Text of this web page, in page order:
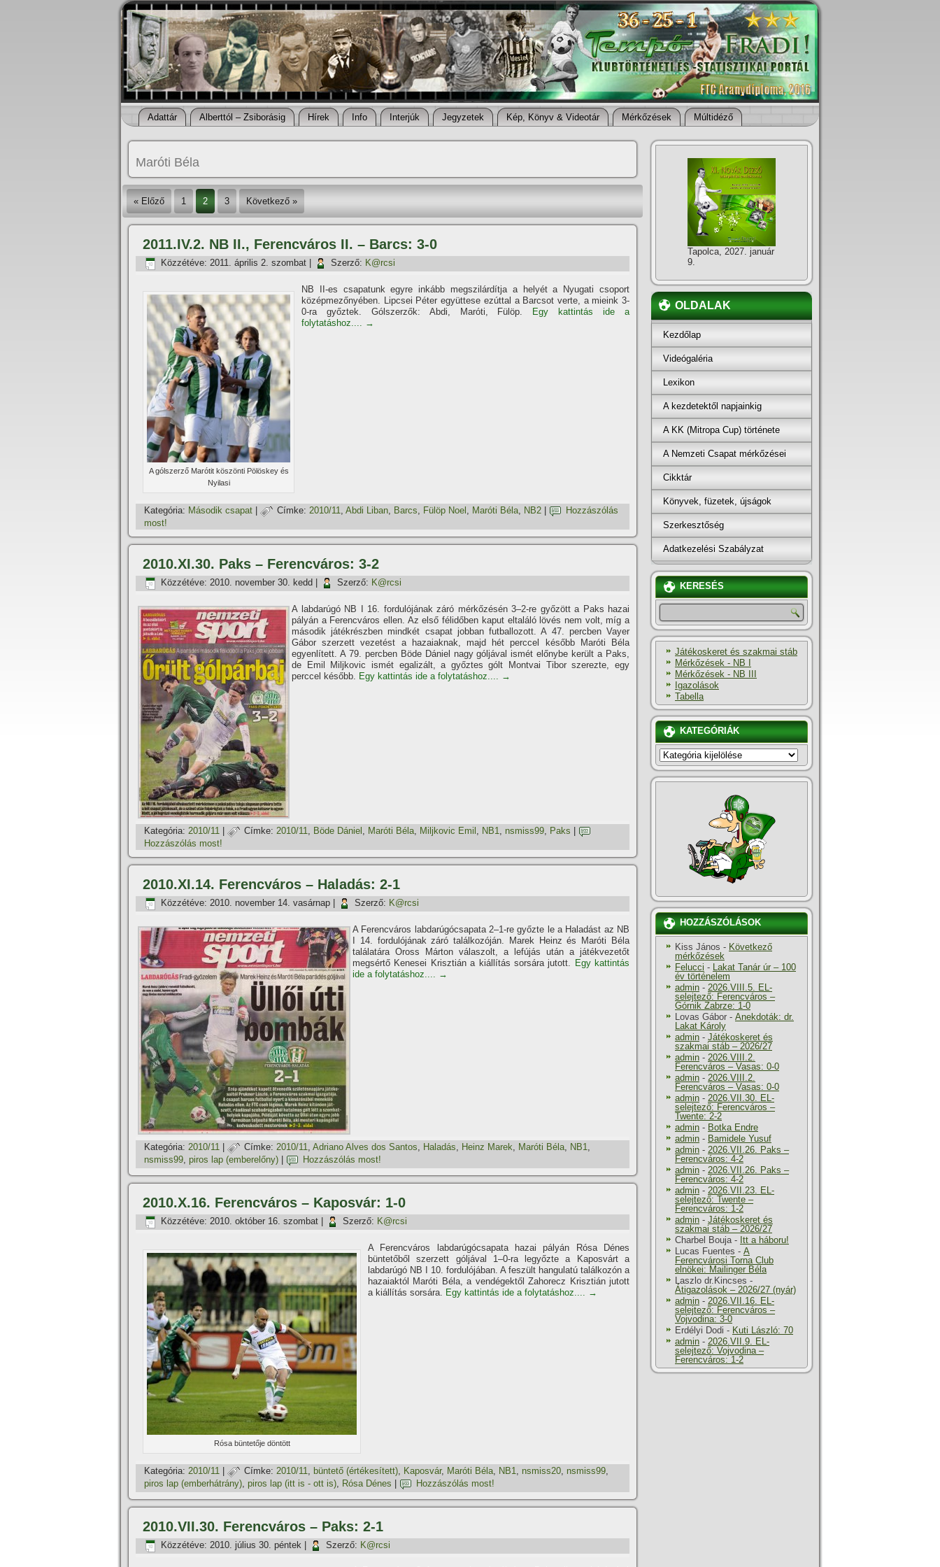
Adattár Alberttól – Zsiborásig Hí­rek Info Interjúk Jegyzetek Kép, Könyv & Videotár Mérkőzések Múltidéző
Maróti Béla
« Előző 1 2 3 Következő »
2011.IV.2. NB II., Ferencváros II. – Barcs: 3-0
Közzétéve: 2011. április 2. szombat Szerző: K@rcsi
A gólszerző Marótit köszönti Pölöskey és
Nyilasi
NB II-es csapatunk egyre inkább megszilárdí­tja a helyét a Nyugati csoport
középmezőnyében. Lipcsei Péter együttese ezúttal a Barcsot verte, a mieink 3-
0-ra győztek. Gólszerzők: Abdi, Maróti, Fülöp.
Egy kattintás ide a
folytatáshoz.... →
Kategória: Második csapat Címke: 2010/11, Abdi Liban, Barcs, Fülöp Noel , Maróti Béla, NB2
Hozzászólás
most!
2010.XI.30. Paks – Ferencváros: 3-2
Közzétéve: 2010. november 30. kedd Szerző: K@rcsi
A labdarúgó NB I 16. fordulójának záró mérkőzésén 3–2-re győzött a Paks hazai
pályán a Ferencváros ellen. Az első félidőben kaput eltaláló lövés nem volt, mí­g a
második játékrészben mindkét csapat jobban futballozott. A 47. percben Vayer
Gábor szerzett vezetést a hazaiaknak, majd hét perccel később Maróti Béla
egyenlí­tett. A 79. percben Böde Dániel nagy góljával ismét előnybe került a Paks,
de Emil Miljkovic ismét egalizált, a győztes gólt Montvai Tibor szerezte, egy
perccel később. Egy kattintás ide a folytatáshoz.... →
Kategória: 2010/11 Címke: 2010/11, Böde Dániel , Maróti Béla, Miljkovic Emil , NB1, nsmiss99, Paks
Hozzászólás most!
2010.XI.14. Ferencváros – Haladás: 2-1
Közzétéve: 2010. november 14. vasárnap Szerző: K@rcsi
A Ferencváros labdarúgócsapata 2–1-re győzte le a Haladást az NB
I 14. fordulójának záró találkozóján. Marek Heinz és Maróti Béla
találatára Oross Márton válaszolt, a lefújás után a játékvezetőt
megsértő Kenesei Krisztián a kiállí­tás sorsára jutott. Egy kattintás
ide a folytatáshoz.... →
Kategória: 2010/11 Címke: 2010/11, Adriano Alves dos Santos, Haladás, Heinz Marek, Maróti Béla, NB1,
nsmiss99, piros lap (emberelőny) Hozzászólás most!
2010.X.16. Ferencváros – Kaposvár: 1-0
Közzétéve: 2010. október 16. szombat Szerző: K@rcsi
Rósa büntetője döntött
A Ferencváros labdarúgócsapata hazai pályán Rósa Dénes
büntetőből szerzett góljával 1–0-ra legyőzte a Kaposvárt a
labdarúgó NB I 10. fordulójában. A feszült hangulatú találkozón a
hazaiaktól Maróti Béla, a vendégektől Zahorecz Krisztián jutott
a kiállí­tás sorsára. Egy kattintás ide a folytatáshoz.... →
Kategória: 2010/11 Címke: 2010/11, büntető (értékesí­tett), Kaposvár, Maróti Béla, NB1, nsmiss20, nsmiss99,
piros lap (emberhátrány), piros lap (itt is - ott is), Rósa Dénes Hozzászólás most!
2010.VII.30. Ferencváros – Paks: 2-1
Közzétéve: 2010. július 30. péntek Szerző: K@rcsi
Tapolca, 2027. január
9.
OLDALAK
Kezdőlap
Videógaléria
Lexikon
A kezdetektől napjainkig
A KK (Mitropa Cup) története
A Nemzeti Csapat mérkőzései
Cikktár
Könyvek, füzetek, újságok
Szerkesztőség
Adatkezelési Szabályzat
KERESÉS
Játékoskeret és szakmai stáb
Mérkőzések - NB I
Mérkőzések - NB III
Igazolások
Tabella
KATEGÓRIÁK
KATEGÓRIÁK
HOZZÁSZÓLÁSOK
Kiss János - Következő
mérkőzések
Felucci - Lakat Tanár úr – 100
év történelem
admin - 2026.VIII.5. EL-
selejtező: Ferencváros –
Górnik Zabrze: 1-0
Lovas Gábor - Anekdoták: dr.
Lakat Károly
admin - Játékoskeret és
szakmai stáb – 2026/27
admin - 2026.VIII.2.
Ferencváros – Vasas: 0-0
admin - 2026.VIII.2.
Ferencváros – Vasas: 0-0
admin - 2026.VII.30. EL-
selejtező: Ferencváros –
Twente: 2-2
admin - Botka Endre
admin - Bamidele Yusuf
admin - 2026.VII.26. Paks –
Ferencváros: 4-2
admin - 2026.VII.26. Paks –
Ferencváros: 4-2
admin - 2026.VII.23. EL-
selejtező: Twente –
Ferencváros: 1-2
admin - Játékoskeret és
szakmai stáb – 2026/27
Charbel Bouja- Itt a háboru!
Lucas Fuentes - A
Ferencvárosi Torna Club
elnökei: Mailinger Béla
Laszlo dr.Kincses -
Átigazolások – 2026/27 (nyár)
admin - 2026.VII.16. EL-
selejtező: Ferencváros –
Vojvodina: 3-0
Erdélyi Dodi - Kuti László: 70
admin - 2026.VII.9. EL-
selejtező: Vojvodina –
Ferencváros: 1-2